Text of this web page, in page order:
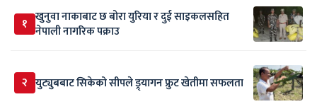
१ खुनुवा नाकाबाट छ बोरा युरिया र दुई साइकलसहित
नेपाली नागरिक पक्राउ
२ युट्युबबाट सिकेको सीपले ड्र्यागन फ्रुट खेतीमा सफलता